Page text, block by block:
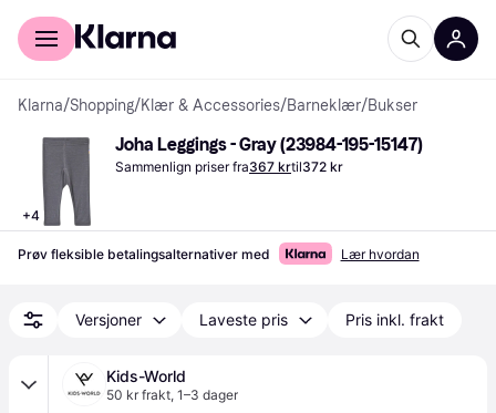
For kunder
Klarna/Shopping/Klær & Accessories/Barneklær/Bukser
+4
Joha Leggings - Gray (23984-195-15147)
Sammenlign priser fra367 krtil372 kr
Prøv fleksible betalingsalternativer med Lær hvordan
Versjoner Laveste pris Pris inkl. frakt
Kids-World
50 kr frakt, 1–3 dager